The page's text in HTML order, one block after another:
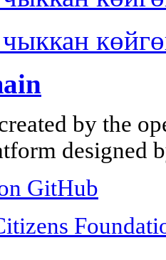
by the
designed
GitHub